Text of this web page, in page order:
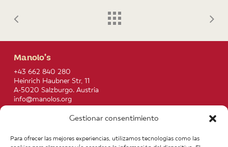
Gestionar consentimiento
Para ofrecer las mejores experiencias, utilizamos tecnologías como las
Manolo’s
+43 662 840 280
Heinrich Haubner Str, 11
A-5020 Salzburgo. Austria
info@manolos.org
About us
Contact